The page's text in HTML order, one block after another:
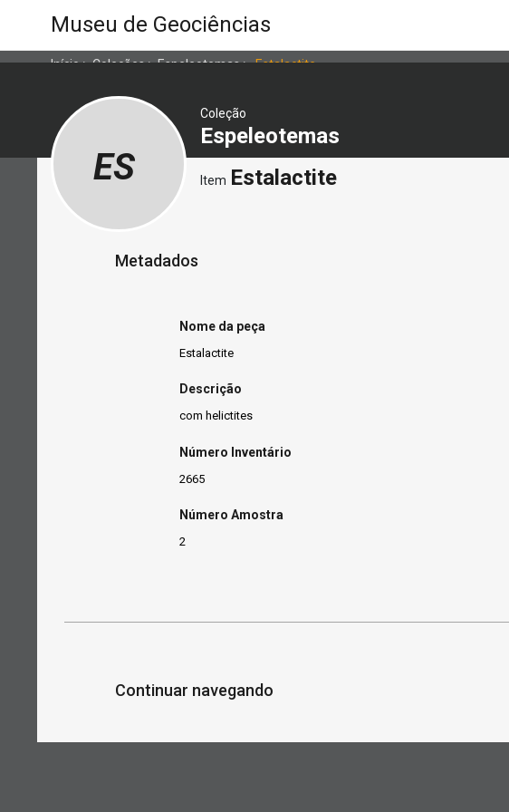
Museu de Geociências
Início>Coleções>Espeleotemas>Estalactite
Coleção
Espeleotemas
ES Item Estalactite
Metadados
Nome da peça
Estalactite
Descrição
com helictites
Número Inventário
2665
Número Amostra
2
Continuar navegando